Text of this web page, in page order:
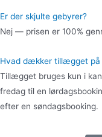
Er der skjulte gebyrer?
Nej — prisen er 100%
Hvad dækker tillægget på
Tillægget bruges kun i
fredag til en
efter en søndagsbooking.